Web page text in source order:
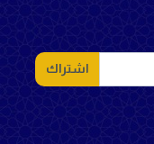
اشتراك